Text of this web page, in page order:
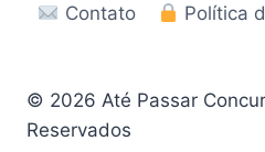
EM
Contato Política
© 2026 Até Passar
Reservados